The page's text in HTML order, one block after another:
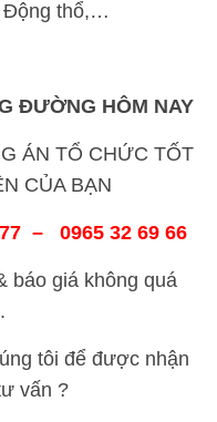
Động thổ,…
ĐƯỜNG HÔM NAY
ÁN TỔ CHỨC TỐT
CỦA BẠN
– 0965 32 69 66
báo giá không quá
tôi để được nhận
vấn ?